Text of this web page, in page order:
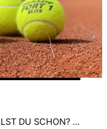
DU SCHON? …